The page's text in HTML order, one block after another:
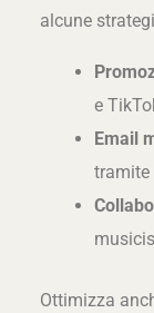
alcune
e
Email
tramite
Ottimizza